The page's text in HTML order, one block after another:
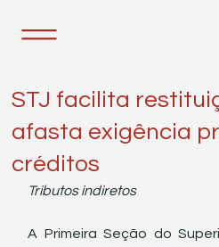
STJ facilita
afasta exigência
créditos
Tributos indiretos
A Primeira Seção do